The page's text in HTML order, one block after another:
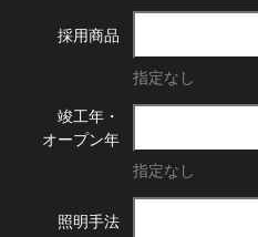
採用商品
指定なし
竣工年・
オープン年
指定なし
照明手法